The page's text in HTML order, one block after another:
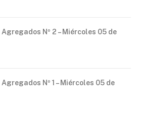
Agregados Nº 2 – Miércoles 05 de
Agregados Nº 1 – Miércoles 05 de